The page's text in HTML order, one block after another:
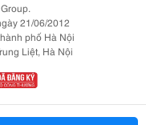
21/06/2012
phố Hà Nội
Liệt, Hà Nội